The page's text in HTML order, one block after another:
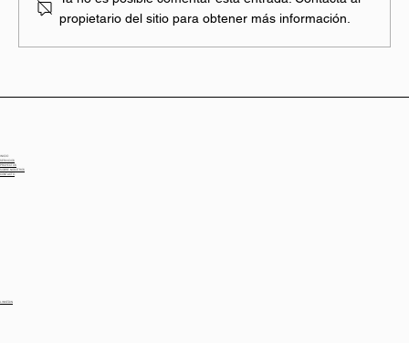
rentabilidad
propietario del sitio para obtener más información.
INICIO
SERVICIOS
PROYECTOS
SOBRE NOSOTROS
CONTACTO
LINKEDIN